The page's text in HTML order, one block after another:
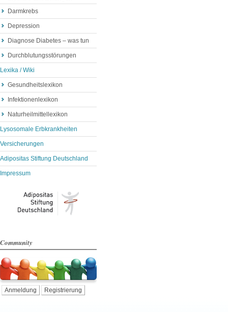
Darmkrebs
Depression
Diagnose Diabetes – was tun
Durchblutungsstörungen
Lexika / Wiki
Gesundheitslexikon
Infektionenlexikon
Naturheilmittellexikon
Lysosomale Erbkrankheiten
Versicherungen
Adipositas Stiftung Deutschland
Impressum
Community
Anmeldung Registrierung